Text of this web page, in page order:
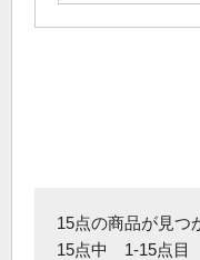
15点の商品が見つ
15点中 1-15点目